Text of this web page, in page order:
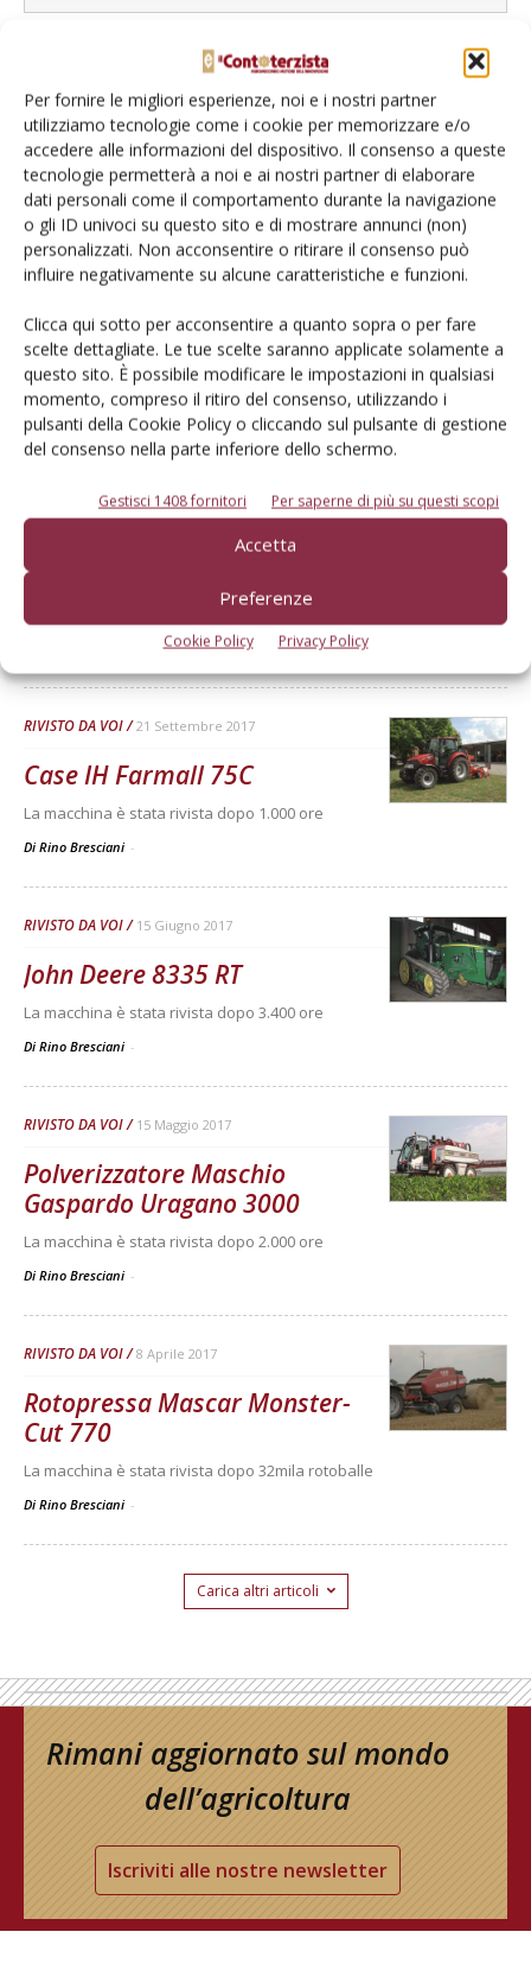
Per fornire le migliori esperienze, noi e i nostri partner
utilizziamo tecnologie come i cookie per memorizzare e/o
accedere alle informazioni del dispositivo. Il consenso a queste
tecnologie permetterà a noi e ai nostri partner di elaborare
dati personali come il comportamento durante la navigazione
o gli ID univoci su questo sito e di mostrare annunci (non)
personalizzati. Non acconsentire o ritirare il consenso può
influire negativamente su alcune caratteristiche e funzioni.
Clicca qui sotto per acconsentire a quanto sopra o per fare
scelte dettagliate. Le tue scelte saranno applicate solamente a
questo sito. È possibile modificare le impostazioni in qualsiasi
momento, compreso il ritiro del consenso, utilizzando i
pulsanti della Cookie Policy o cliccando sul pulsante di gestione
del consenso nella parte inferiore dello schermo.
Gestisci 1408 fornitori Per saperne di più su questi scopi
Accetta
Preferenze
Cookie Policy Privacy Policy
L'Esperto risponde
I consigli di Terra e Vita agli agricoltori
Cerca adesso
Dalla stessa categoria
RIVISTO DA VOI
Massey Ferguson 6613 Dyna-6
La macchina è stata rivista dopo 2.000 ore
RIVISTO DA VOI 21 Settembre 2017
Case IH Farmall 75C
La macchina è stata rivista dopo 1.000 ore
Di Rino Bresciani -
RIVISTO DA VOI 15 Giugno 2017
John Deere 8335 RT
La macchina è stata rivista dopo 3.400 ore
Di Rino Bresciani -
RIVISTO DA VOI 15 Maggio 2017
Polverizzatore Maschio
Gaspardo Uragano 3000
La macchina è stata rivista dopo 2.000 ore
Di Rino Bresciani -
RIVISTO DA VOI 8 Aprile 2017
Rotopressa Mascar Monster-
Cut 770
La macchina è stata rivista dopo 32mila rotoballe
Di Rino Bresciani -
Carica altri articoli
Rimani aggiornato sul mondo
dell’agricoltura
Iscriviti alle nostre newsletter